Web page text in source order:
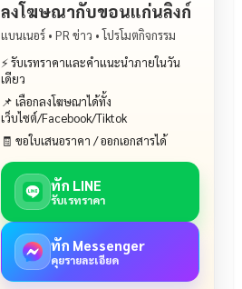
ลงโฆษณากับขอนแก่นลิงก์
แบนเนอร์ • PR ข่าว • โปรโมตกิจกรรม
⚡ รับเรทราคาและคำแนะนำภายในวัน
เดียว
📌 เลือกลงโฆษณาได้ทั้ง
เว็บไซต์/Facebook/Tiktok
🧾 ขอใบเสนอราคา / ออกเอกสารได้
ทัก LINE
รับเรทราคา
ทัก Messenger
คุยรายละเอียด